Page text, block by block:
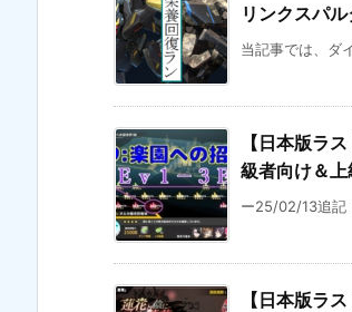
リンクスパ
当記事では、ダ
【日本版ラ
級者向け＆上
ー25/02/13追記
【日本版ラ